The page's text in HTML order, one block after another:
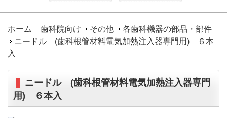
ホーム 歯科院向け その他
各歯科機器の部品・部件
ニードル (歯科根管材料電気加熱注入器専門用) ６本
入
ニードル (歯科根管材料電気加熱注入器専門
用) ６本入